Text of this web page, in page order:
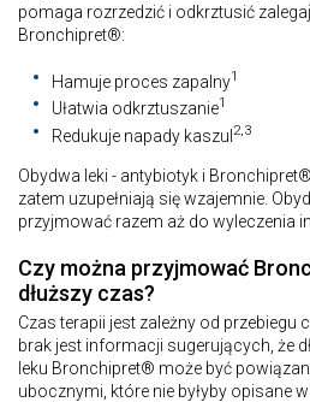
pomaga rozrzedzić i odkrztusić
Bronchipret®:
Hamuje proces zapalny1
Ułatwia odkrztuszanie1
Redukuje napady kaszul 2,3
Obydwa leki - antybiotyk i
zatem uzupełniają się wzajemnie.
przyjmować razem aż do wyleczenia
Czy można przyjmować
dłuższy czas?
Czas terapii jest zależny od przebiegu
brak jest informacji sugerujących, że
leku Bronchipret® może być
ubocznymi, które nie byłyby opisane